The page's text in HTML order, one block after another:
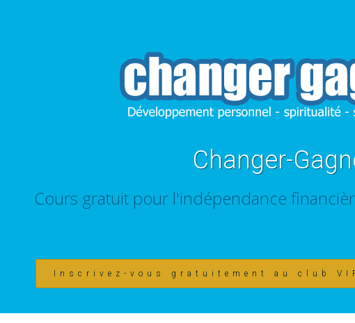
Changer-
Cours gratuit pour l'indépendance
Inscrivez-vous gratuitement au club